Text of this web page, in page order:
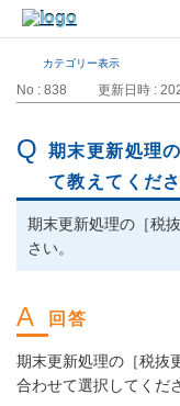
カテゴリー表示
No : 838 更新日時 :
期末更新処理
て教えてくださ
期末更新処理の［税
さい。
期末更新処理の［税抜
合わせて選択してくだ